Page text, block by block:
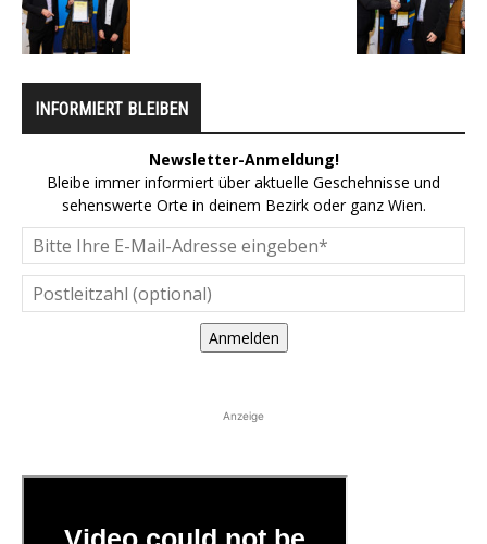
INFORMIERT BLEIBEN
Newsletter-Anmeldung!
Bleibe immer informiert über aktuelle Geschehnisse und
sehenswerte Orte in deinem Bezirk oder ganz Wien.
Anmelden
Anzeige